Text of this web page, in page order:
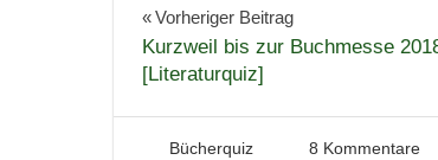
Gewinnspiel
Literaturquiz
Quiz
Verlosung
Beitragsnavigation
Vorheriger Beitrag
Kurzweil bis zur Buchmesse
[Literaturquiz]
15. Januar 2018
Tintenhain
Bücherquiz 8 Kommentare